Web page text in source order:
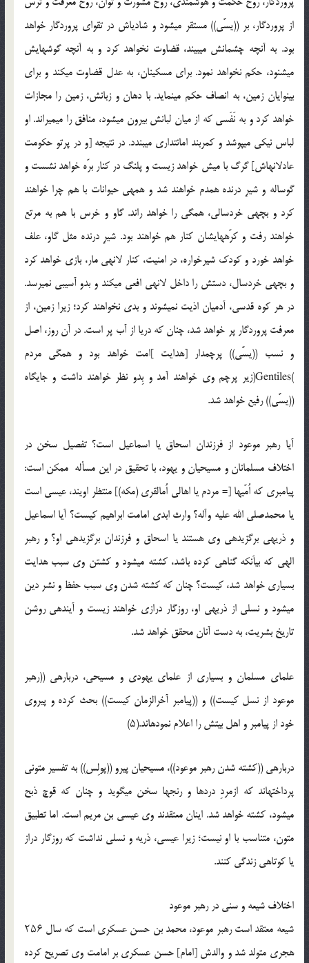
از پروردگار، بر ((یسَّی)) مستقر می‏شود و شادی‏اش در تقوای پروردگار خواهد
بود. به آن‏چه چشمانش می‏بیند، قضاوت نخواهد کرد و به آن‏چه گوش‏هایش
می‏شنود، حکم نخواهد نمود. برای مسکینان، به عدل قضاوت می‏کند و برای
بینوایان زمین، به انصاف حکم می‏نماید. با دهان و زبانش، زمین را مجازات
خواهد کرد و به نَفَسی که از میان لبانش بیرون می‏شود، منافق را می‏میراند. او
لباس نیکی می‏پوشد و کمربند امانت‏داری می‏بندد. در نتیجه [و در پرتو حکومت
عادلانه‏اش‏] گرگ با میش خواهد زیست و پلنگ در کنار برّه خواهد نشست و
گوساله و شیرِ درنده همدم خواهند شد و همه‏ی حیوانات با هم چرا خواهند
کرد و بچه‏ی خردسالی، همگی را خواهد راند. گاو و خرس با هم به مرتع
خواهند رفت و کرّه‏های‏شان کنار هم خواهند بود. شیرِ درنده مثل گاو، علف
خواهد خورد و کودک شیرخواره، در امنیت، کنار لانه‏ی مار، بازی خواهد کرد
و بچه‏ی خردسال، دستش را داخل لانه‏ی افعی می‏کند و بدو آسیبی نمی‏رسد.
در هر کوه قدسی، آدمیان اذیت نمی‏شوند و بدی نخواهند کرد؛ زیرا زمین، از
معرفت پروردگار پر خواهد شد، چنان که دریا از آب پر است. در آن روز، اصل
و نسب ((یسَّی)) پرچم‏دار [هدایت ]امت خواهد بود و همگی مردم
)Gentiles(زیر پرچم وی خواهند آمد و بِدو نظر خواهند داشت و جایگاه
((یسَّی)) رفیع خواهد شد.
آیا رهبر موعود از فرزندان اسحاق یا اسماعیل است؟ تفصیل سخن در
اختلاف مسلمانان و مسیحیان و یهود، با تحقیق در این مسأله ممکن است:
پیامبری که اُمّی‏ها [= مردم یا اهالی اُم‏القری (مکه)] منتظر اویند، عیسی است
یا محمدصلی الله علیه وآله؟ وارث ابدی امامت ابراهیم کیست؟ آیا اسماعیل
و ذریه‏ی برگزیده‏ی وی هستند یا اسحاق و فرزندان برگزیده‏ی او؟ و رهبر
الهی که بی‏آن‏که گناهی کرده باشد، کشته می‏شود و کشتن وی سبب هدایت
بسیاری خواهد شد، کیست؟ چنان که کشته شدن وی سبب حفظ و نشر دین
می‏شود و نسلی از ذریه‏ی او، روزگار درازی خواهند زیست و آینده‏ی روشن
تاریخ بشریت، به دست آنان محقق خواهد شد.
علمای مسلمان و بسیاری از علمای یهودی و مسیحی، درباره‏ی ((رهبر
موعود از نسل کیست)) و ((پیامبر آخرالزمان کیست)) بحث کرده و پیروی
خود از پیامبر و اهل بیتش را اعلام نموده‏اند.(۵)
درباره‏ی ((کشته شدن رهبر موعود))، مسیحیان پیرو ((پولِس)) به تفسیر متونی
پرداخته‏اند که ازمردِ دردها و رنج‏ها سخن می‏گوید و چنان که قوچ ذبح
می‏شود، کشته خواهد شد. اینان معتقدند وی عیسی بن مریم است. اما تطبیق
متون، متناسب با او نیست؛ زیرا عیسی، ذریه و نسلی نداشت که روزگار دراز
یا کوتاهی زندگی کنند.
اختلاف شیعه و سنی در رهبر موعود
شیعه معتقد است رهبر موعود، محمد بن حسن عسکری است که سال ۲۵۶
هجری متولد شد و والدش [امام‏] حسن عسکری بر امامت وی تصریح کرده